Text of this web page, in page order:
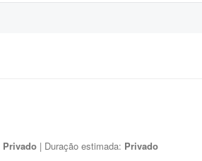
Privado | Duração estimada: Privado